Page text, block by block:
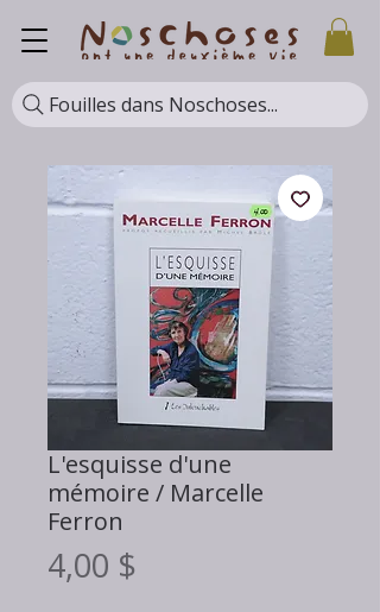
Fouilles dans Noschoses...
L'esquisse d'une
mémoire / Marcelle
Ferron
4,00 $